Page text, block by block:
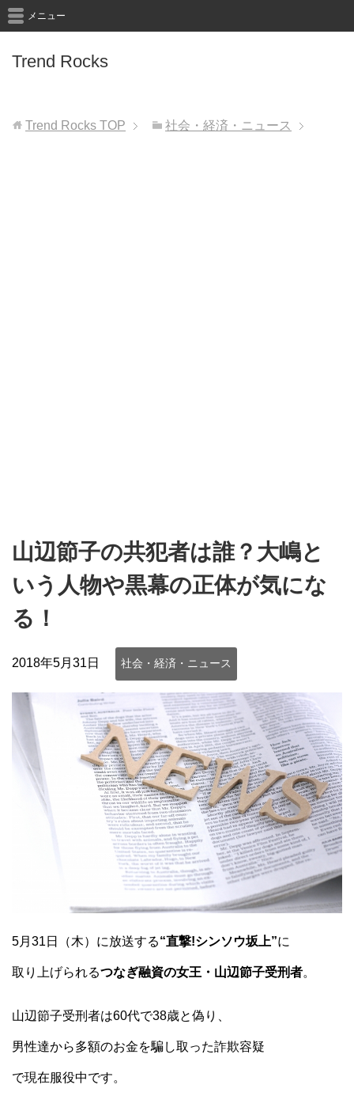
Trend Rocks
メニュー
Trend Rocks TOP 社会・経済・ニュース
山辺節子の共犯者は誰？大嶋と
いう人物や黒幕の正体が気にな
る！
2018年5月31日 社会・経済・ニュース
5月31日（木）に放送する“直撃!シンソウ坂上”に
取り上げられるつなぎ融資の女王・山辺節子受刑者。
山辺節子受刑者は60代で38歳と偽り、
男性達から多額のお金を騙し取った詐欺容疑
で現在服役中です。